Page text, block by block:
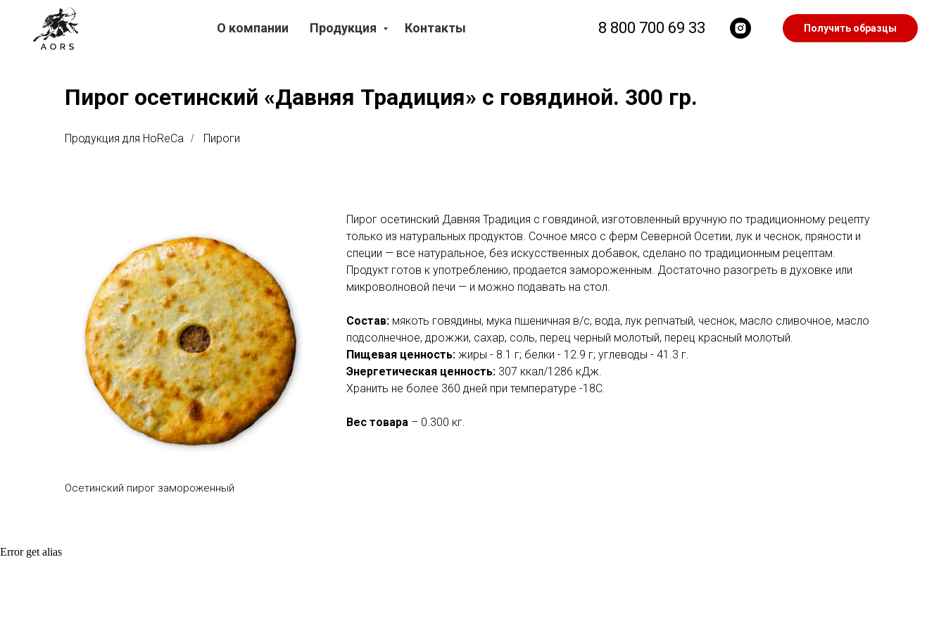
О компании Продукция Контакты 8 800 700 69 33 Получить образцы
Пирог осетинский «Давняя Традиция» с говядиной. 300 гр.
Продукция для HoReCa / Пироги
Осетинский пирог замороженный
Пирог осетинский Давняя Традиция с говядиной, изготовленный вручную по традиционному рецепту
только из натуральных продуктов. Сочное мясо с ферм Северной Осетии, лук и чеснок, пряности и
специи — все натуральное, без искусственных добавок, сделано по традиционным рецептам.
Продукт готов к употреблению, продается замороженным. Достаточно разогреть в духовке или
микроволновой печи — и можно подавать на стол.
Состав: мякоть говядины, мука пшеничная в/c, вода, лук репчатый, чеснок, масло сливочное, масло
подсолнечное, дрожжи, сахар, соль, перец черный молотый, перец красный молотый.
Пищевая ценность: жиры - 8.1 г; белки - 12.9 г; углеводы - 41.3 г.
Энергетическая ценность: 307 ккал/1286 кДж.
Хранить не более 360 дней при температуре -18C.
Вес товара – 0.300 кг.
Error get alias